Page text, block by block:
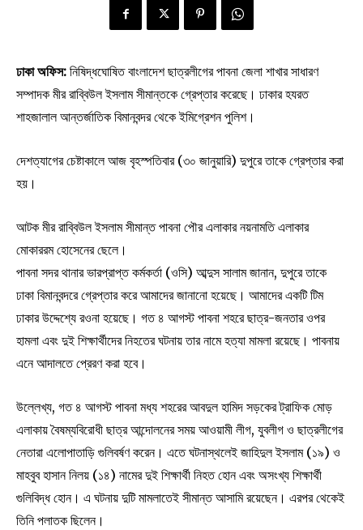
ঢাকা অফিস: নিষিদ্ধঘোষিত বাংলাদেশ ছাত্রলীগের পাবনা জেলা শাখার সাধারণ
সম্পাদক মীর রাব্বিউল ইসলাম সীমান্তকে গ্রেপ্তার করেছে। ঢাকার হযরত
শাহজালাল আন্তর্জাতিক বিমানবন্দর থেকে ইমিগ্রেশন পুলিশ।
দেশত্যাগের চেষ্টাকালে আজ বৃহস্পতিবার (৩০ জানুয়ারি) দুপুরে তাকে গ্রেপ্তার করা
হয়।
আটক মীর রাব্বিউল ইসলাম সীমান্ত পাবনা পৌর এলাকার নয়নামতি এলাকার
মোকাররম হোসেনের ছেলে।
পাবনা সদর থানার ভারপ্রাপ্ত কর্মকর্তা (ওসি) আব্দুস সালাম জানান, দুপুরে তাকে
ঢাকা বিমানবন্দরে গ্রেপ্তার করে আমাদের জানানো হয়েছে। আমাদের একটি টিম
ঢাকার উদ্দেশ্যে রওনা হয়েছে। গত ৪ আগস্ট পাবনা শহরে ছাত্র-জনতার ওপর
হামলা এবং দুই শিক্ষার্থীদের নিহতের ঘটনায় তার নামে হত্যা মামলা রয়েছে। পাবনায়
এনে আদালতে প্রেরণ করা হবে।
উল্লেখ্য, গত ৪ আগস্ট পাবনা মধ্য শহরের আবদুল হামিদ সড়কের ট্রাফিক মোড়
এলাকায় বৈষম্যবিরোধী ছাত্র আন্দোলনের সময় আওয়ামী লীগ, যুবলীগ ও ছাত্রলীগের
নেতারা এলোপাতাড়ি গুলিবর্ষণ করেন। এতে ঘটনাস্থলেই জাহিদুল ইসলাম (১৯) ও
মাহবুব হাসান নিলয় (১৪) নামের দুই শিক্ষার্থী নিহত হোন এবং অসংখ্য শিক্ষার্থী
গুলিবিদ্ধ হোন। এ ঘটনায় দুটি মামলাতেই সীমান্ত আসামি রয়েছেন। এরপর থেকেই
তিনি পলাতক ছিলেন।